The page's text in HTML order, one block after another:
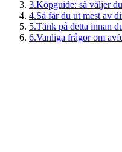
3.Köpguide: så väljer
4.Så får du ut mest av
5.Tänk på detta innan
6.Vanliga frågor om